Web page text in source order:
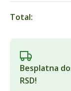
Total:
Besplatna
RSD!